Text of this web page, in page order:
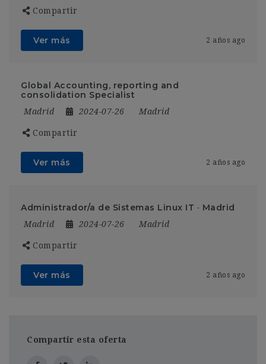
Compartir
Ver más 2 años ago
Global Accounting, reporting and
consolidation Specialist
Madrid 2024-07-26 Madrid
Compartir
Ver más 2 años ago
Administrador/a de Sistemas Linux IT · Madrid
Madrid 2024-07-26 Madrid
Compartir
Ver más 2 años ago
Compartir esta oferta